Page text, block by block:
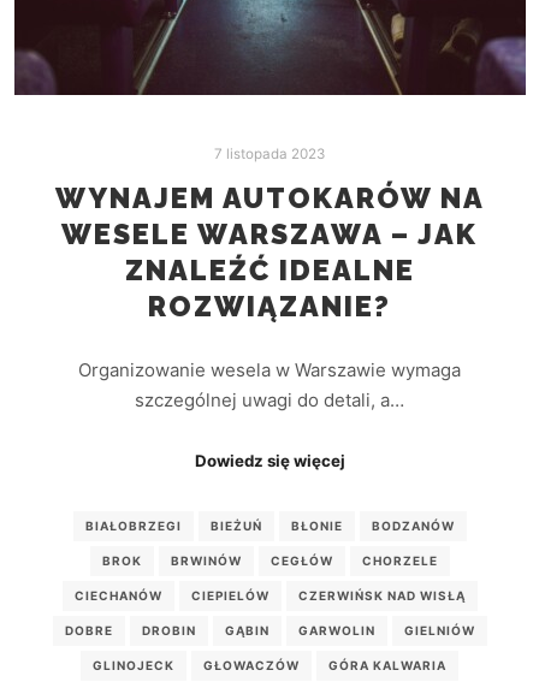
7 listopada 2023
WYNAJEM AUTOKARÓW NA
WESELE WARSZAWA – JAK
ZNALEŹĆ IDEALNE
ROZWIĄZANIE?
Organizowanie wesela w Warszawie wymaga
szczególnej uwagi do detali, a…
Dowiedz się więcej
BIAŁOBRZEGI BIEŻUŃ BŁONIE BODZANÓW
BROK BRWINÓW CEGŁÓW CHORZELE
CIECHANÓW CIEPIELÓW CZERWIŃSK NAD WISŁĄ
DOBRE DROBIN GĄBIN GARWOLIN GIELNIÓW
GLINOJECK GŁOWACZÓW GÓRA KALWARIA